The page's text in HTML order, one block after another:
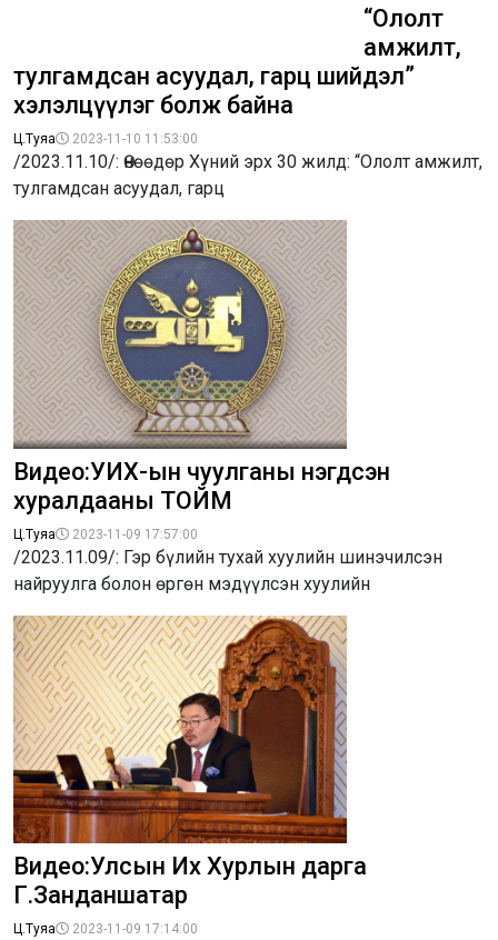
“Ололт
амжилт,
тулгамдсан асуудал, гарц шийдэл”
хэлэлцүүлэг болж байна
Ц.Туяа 2023-11-10 11:53:00
/2023.11.10/: Өнөөдөр Хүний эрх 30 жилд: “Ололт амжилт,
тулгамдсан асуудал, гарц
Видео:УИХ-ын чуулганы нэгдсэн
хуралдааны ТОЙМ
Ц.Туяа 2023-11-09 17:57:00
/2023.11.09/: Гэр бүлийн тухай хуулийн шинэчилсэн
найруулга болон өргөн мэдүүлсэн хуулийн
Видео:Улсын Их Хурлын дарга
Г.Занданшатар
Ц.Туяа 2023-11-09 17:14:00